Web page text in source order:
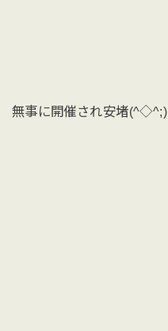
無事に開催され安堵(^◇^;)